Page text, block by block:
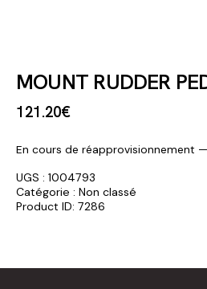
MOUNT RUDDER
121.20€
En cours de réapprovisionnement
UGS : 1004793
Catégorie : Non classé
Product ID: 7286